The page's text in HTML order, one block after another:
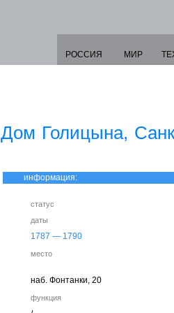
РОССИЯ МИР
Дом Голицына,
информация:
статус
даты
1787 — 1790
место
наб. Фонтанки, 20
функция